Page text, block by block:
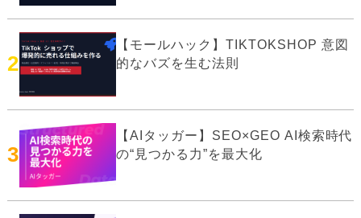
2
【モールハック】TIKTOKSHOP 意図
的なバズを生む法則
3
【AIタッガー】SEO×GEO AI検索時代
の“見つかる力”を最大化